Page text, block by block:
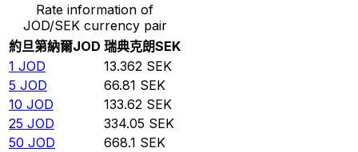
Rate information of
JOD/SEK currency pair
約旦第納爾JOD 瑞典克朗SEK
1 JOD 13.362 SEK
5 JOD 66.81 SEK
10 JOD 133.62 SEK
25 JOD 334.05 SEK
50 JOD 668.1 SEK